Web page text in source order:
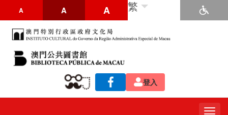
A A A 繁
登入